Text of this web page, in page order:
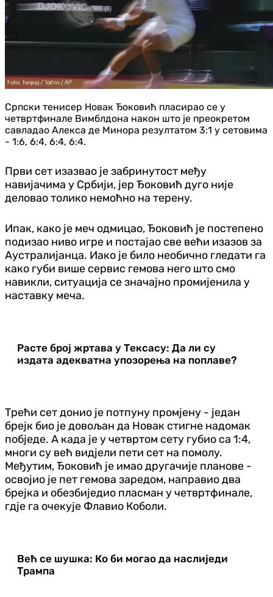
Српски тенисер Новак Ђоковић пласирао се у
четвртфинале Вимблдона након што је преокретом
савладао Алекса де Минора резултатом 3:1 у сетовима
- 1:6, 6:4, 6:4, 6:4.
Први сет изазвао је забринутост међу
навијачима у Србији, јер Ђоковић дуго није
деловао толико немоћно на терену.
Ипак, како је меч одмицао, Ђоковић је постепено
подизао ниво игре и постајао све већи изазов за
Аустралијанца. Иако је било необично гледати га
како губи више сервис гемова него што смо
навикли, ситуација се значајно промијенила у
наставку меча.
Расте број жртава у Тексасу: Да ли су
издата адекватна упозорења на поплаве?
Трећи сет донио је потпуну промјену - један
брејк био је довољан да Новак стигне надомак
побједе. А када је у четвртом сету губио са 1:4,
многи су већ видјели пети сет на помолу.
Међутим, Ђоковић је имао другачије планове -
освојио је пет гемова заредом, направио два
брејка и обезбиједио пласман у четвртфинале,
гдје га очекује Флавио Коболи.
Већ се шушка: Ко би могао да наслиједи
Трампа